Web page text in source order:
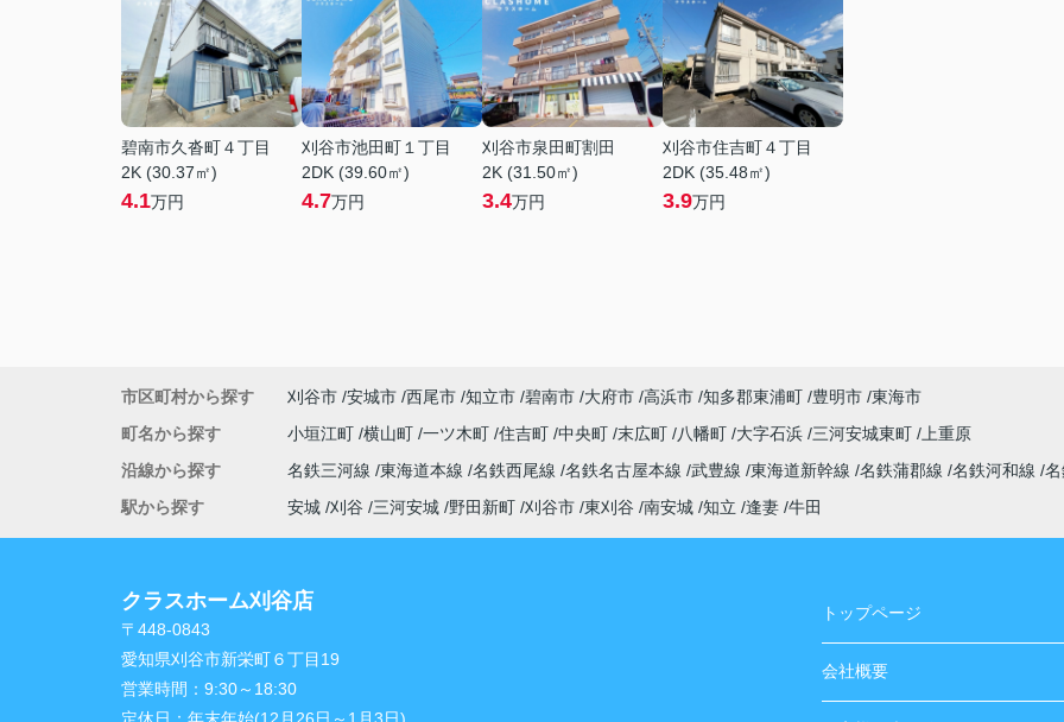
碧南市久沓町４丁目
2K (30.37㎡)
4.1万円
刈谷市池田町１丁目
2DK (39.60㎡)
4.7万円
刈谷市泉田町割田
2K (31.50㎡)
3.4万円
刈谷市住吉町４丁目
2DK (35.48㎡)
3.9万円
市区町村から探す 刈谷市 安城市 西尾市 知立市 碧南市 大府市 高浜市 知多郡東浦町 豊明市 東海市
町名から探す
小垣江町 横山町 一ツ木町 住吉町 中央町 末広町 八幡町 大字石浜 三河安城東町
上重原
沿線から探す
名鉄三河線 東海道本線 名鉄西尾線 名鉄名古屋本線 武豊線 東海道新幹線 名鉄蒲郡線 名鉄河和線
駅から探す
安城 刈谷 三河安城 野田新町 刈谷市 東刈谷 南安城 知立 逢妻 牛田
クラスホーム刈谷店
〒448-0843
愛知県刈谷市新栄町６丁目19
営業時間： 9:30～18:30
トップページ
会社概要